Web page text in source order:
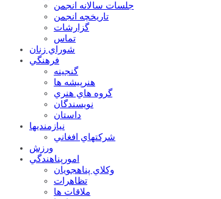
جلسات سالانه انجمن
تاریخچه انجمن
گزارشات
تماس
شوراي زنان
فرهنگي
گنجينه
هنرپيشه ها
گروه هاي هنري
نويسندگان
داستان
نيازمنديها
شرکتهاي افغاني
ورزش
امورپناهندگي
وکلاي پناهجويان
تظاهرات
ملاقات ها